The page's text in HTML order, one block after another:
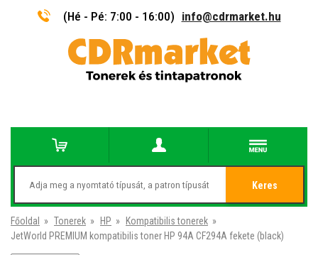
(Hé - Pé: 7:00 - 16:00) info@cdrmarket.hu
Keres
Főoldal » Tonerek » HP » Kompatibilis tonerek »
JetWorld PREMIUM kompatibilis toner HP 94A CF294A fekete (black)